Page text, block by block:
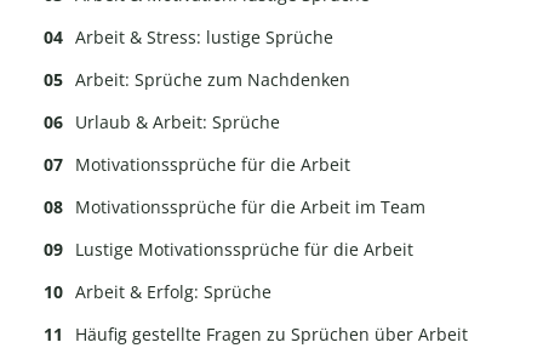
Arbeit & Stress: lustige Sprüche
Arbeit: Sprüche zum Nachdenken
Urlaub & Arbeit: Sprüche
Motivationssprüche für die Arbeit
Motivationssprüche für die Arbeit im Team
Lustige Motivationssprüche für die Arbeit
Arbeit & Erfolg: Sprüche
Häufig gestellte Fragen zu Sprüchen über Arbeit